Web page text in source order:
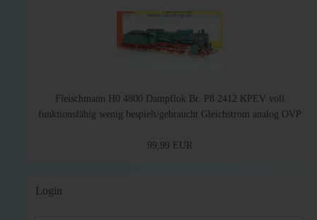
Fleischmann H0 4800 Dampflok Br. P8 2412 KPEV voll
funktionsfähig wenig bespielt/gebraucht Gleichstrom analog OVP
99,99 EUR
Login